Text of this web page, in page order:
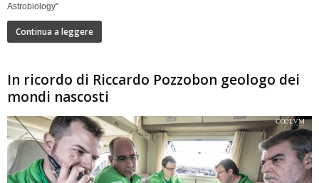
Astrobiology"
Continua a leggere
In ricordo di Riccardo Pozzobon geologo dei
mondi nascosti